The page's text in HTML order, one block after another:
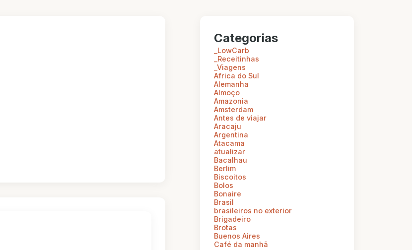
Categorias
_LowCarb
_Receitinhas
_Viagens
Africa do Sul
Alemanha
Almoço
Amazonia
Amsterdam
Antes de viajar
Aracaju
Argentina
Atacama
atualizar
Bacalhau
Berlim
Biscoitos
Bolos
Bonaire
Brasil
brasileiros no exterior
Brigadeiro
Brotas
Buenos Aires
Café da manhã